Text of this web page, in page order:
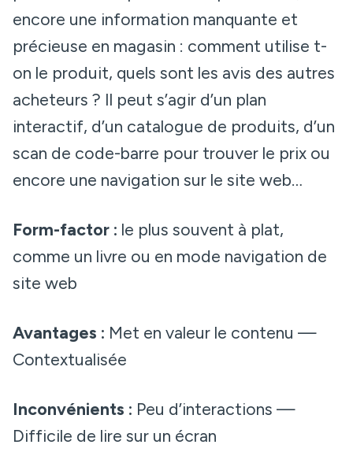
encore une information manquante et
précieuse en magasin : comment utilise t-
on le produit, quels sont les avis des autres
acheteurs ? Il peut s’agir d’un plan
interactif, d’un catalogue de produits, d’un
scan de code-barre pour trouver le prix ou
encore une navigation sur le site web…
Form-factor : le plus souvent à plat,
comme un livre ou en mode navigation de
site web
Avantages : Met en valeur le contenu —
Contextualisée
Inconvénients : Peu d’interactions —
Difficile de lire sur un écran